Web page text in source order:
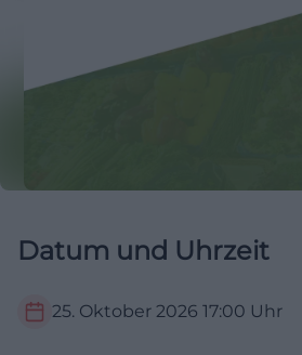
Datum und Uhrzeit
25. Oktober 2026 17:00 Uhr